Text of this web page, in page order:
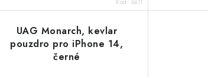
Kód: 6411
UAG Monarch, kevlar
pouzdro pro iPhone 14,
černé